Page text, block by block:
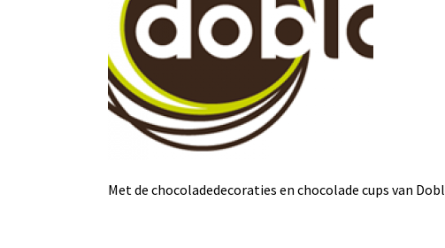
Met de chocoladedecoraties en chocolade cups van